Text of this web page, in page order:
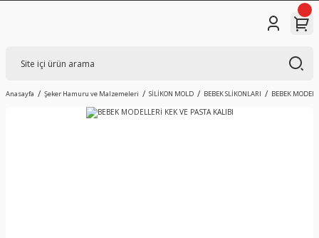
Anasayfa Şeker Hamuru ve Malzemeleri SİLİKON MOLD BEBEK SLİKONLARI BEBEK